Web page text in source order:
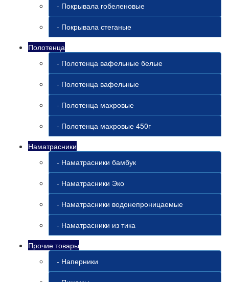
- Покрывала гобеленовые
- Покрывала стеганые
Полотенца
- Полотенца вафельные белые
- Полотенца вафельные
- Полотенца махровые
- Полотенца махровые 450г
Наматрасники
- Наматрасники бамбук
- Наматрасники Эко
- Наматрасники водонепроницаемые
- Наматрасники из тика
Прочие товары
- Наперники